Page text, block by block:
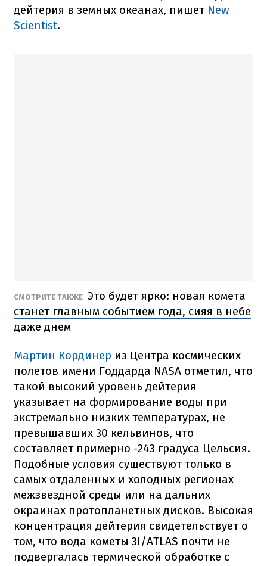
дейтерия в земных океанах, пишет New
Scientist.
СМОТРИТЕ ТАКЖЕ Это будет ярко: новая комета
станет главным событием года, сияя в небе
даже днем
Мартин Кординер из Центра космических
полетов имени Годдарда NASA отметил, что
такой высокий уровень дейтерия
указывает на формирование воды при
экстремально низких температурах, не
превышавших 30 кельвинов, что
составляет примерно -243 градуса Цельсия.
Подобные условия существуют только в
самых отдаленных и холодных регионах
межзвездной среды или на дальних
окраинах протопланетных дисков. Высокая
концентрация дейтерия свидетельствует о
том, что вода кометы 3I/ATLAS почти не
подвергалась термической обработке с